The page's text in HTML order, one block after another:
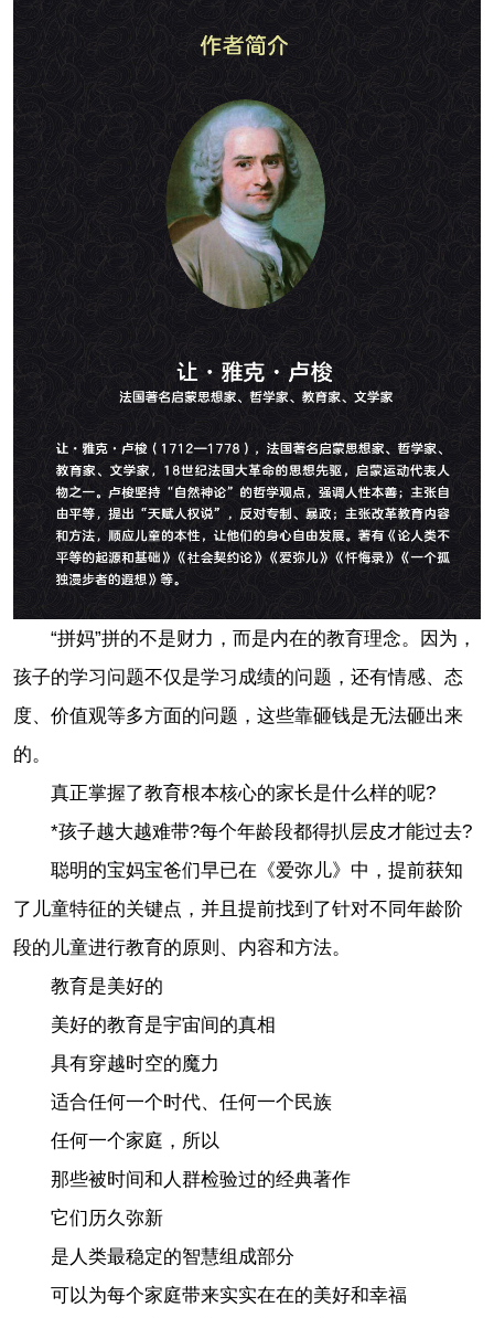
“拼妈”拼的不是财力，而是内在的教育理念。因为，
孩子的学习问题不仅是学习成绩的问题，还有情感、态
度、价值观等多方面的问题，这些靠砸钱是无法砸出来
的。
真正掌握了教育根本核心的家长是什么样的呢?
*孩子越大越难带?每个年龄段都得扒层皮才能过去?
聪明的宝妈宝爸们早已在《爱弥儿》中，提前获知
了儿童特征的关键点，并且提前找到了针对不同年龄阶
段的儿童进行教育的原则、内容和方法。
教育是美好的
美好的教育是宇宙间的真相
具有穿越时空的魔力
适合任何一个时代、任何一个民族
任何一个家庭，所以
那些被时间和人群检验过的经典著作
它们历久弥新
是人类最稳定的智慧组成部分
可以为每个家庭带来实实在在的美好和幸福